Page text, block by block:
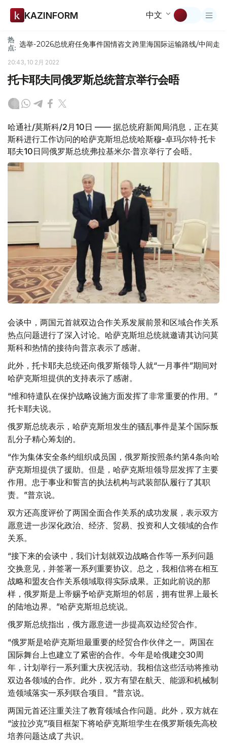
KAZINFORM 中文
热
点: 选举-2026总统府任免事件国情咨文跨里海国际运输路线/中间走廊
20:43, 10 2月 2022
托卡耶夫同俄罗斯总统普京举行会晤
哈通社/莫斯科/2月10日 —— 据总统府新闻局消息，正在莫
斯科进行工作访问的哈萨克斯坦总统哈斯穆-卓玛尔特·托卡
耶夫10日同俄罗斯总统弗拉基米尔·普京举行了会晤。
会谈中，两国元首就双边合作关系发展前景和区域合作关系
热点问题进行了深入讨论。哈萨克斯坦总统就邀请其访问莫
斯科和热情的接待向普京表示了感谢。
此外，托卡耶夫总统还向俄罗斯领导人就“一月事件”期间对
哈萨克斯坦提供的支持表示了感谢。
“维和特遣队在保护战略设施方面发挥了非常重要的作用。”
托卡耶夫说。
俄罗斯总统表示，哈萨克斯坦发生的骚乱事件是某个国际叛
乱分子精心筹划的。
“作为集体安全条约组织成员国，俄罗斯按照条约第4条向哈
萨克斯坦提供了援助。但是，哈萨克斯坦领导层发挥了主要
作用。忠于事业和誓言的执法机构与武装部队履行了其职
责。”普京说。
双方还高度评价了两国全面合作关系的成功发展，表示双方
愿意进一步深化政治、经济、贸易、投资和人文领域的合作
关系。
“接下来的会谈中，我们计划就双边战略合作等一系列问题
交换意见，并签署一系列重要协议。总之，我相信将在相互
战略和盟友合作关系领域取得实际成果。正如此前说的那
样，俄罗斯是上帝赐予哈萨克斯坦的邻居，拥有世界上最长
的陆地边界。”哈萨克斯坦总统说。
俄罗斯总统指出，俄方愿意进一步提高双边经贸合作。
“俄罗斯是哈萨克斯坦最重要的经贸合作伙伴之一。两国在
国际舞台上也建立了紧密的合作。今年是哈俄建交30周
年，计划举行一系列重大庆祝活动。我相信这些活动将推动
双边各领域的合作。此外，双方有望在航天、能源和机械制
造领域落实一系列联合项目。”普京说。
两国元首还注重关注了教育领域合作问题。此外，双方就在
“波拉沙克”项目框架下将哈萨克斯坦学生在俄罗斯领先高校
培养问题达成了共识。